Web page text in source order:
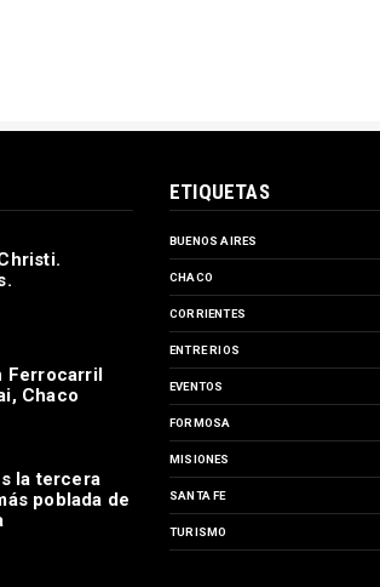
Ferrocarril
Chaco
la tercera
poblada de
ETIQUETAS
BUENOS AIRES
CHACO
CORRIENTES
ENTRE RIOS
EVENTOS
FORMOSA
MISIONES
SANTA FE
TURISMO